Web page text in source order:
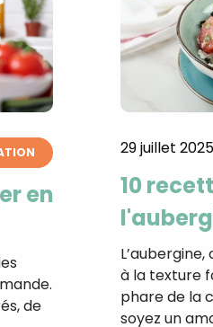
en
de
29 juillet 2025
10
à la texture
phare de la
soyez un